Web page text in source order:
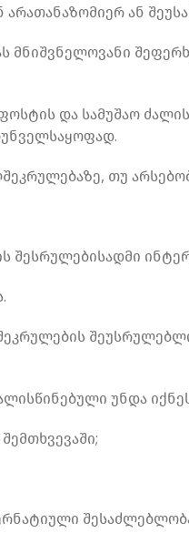
ან
და სამუშაო
თუ
შესრულებისადმი
უნდა